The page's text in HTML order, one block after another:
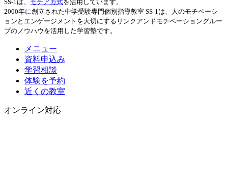
SS-1は、 モチアカ式を活用しています。
2000年に創立された中学受験専門個別指導教室 SS-1は、人のモチベーシ
ョンとエンゲージメントを大切にするリンクアンドモチベーショングルー
プのノウハウを活用した学習塾です。
メニュー
資料申込み
学習相談
体験を予約
近くの教室
オンライン対応